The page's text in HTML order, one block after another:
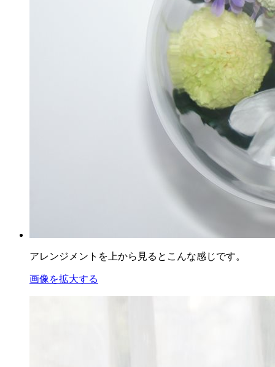
アレンジメントを上から見るとこんな感じです。
画像を拡大する